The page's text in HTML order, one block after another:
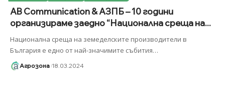
AB Communication & АЗПБ – 10 години
организираме заедно “Национална среща на...
Национална среща на земеделските производители в
България е едно от най-значимите събития…
Агрозона 18.03.2024